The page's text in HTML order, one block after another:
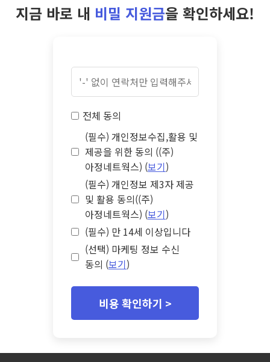
지금 바로 내 비밀 지원금을 확인하세요!
전체 동의
(필수) 개인정보수집,활용 및
제공을 위한 동의 ((주)
아정네트웍스) (보기)
(필수) 개인정보 제3자 제공
및 활용 동의((주)
아정네트웍스) (보기)
(필수) 만 14세 이상입니다
(선택) 마케팅 정보 수신
동의 (보기)
비용 확인하기 >